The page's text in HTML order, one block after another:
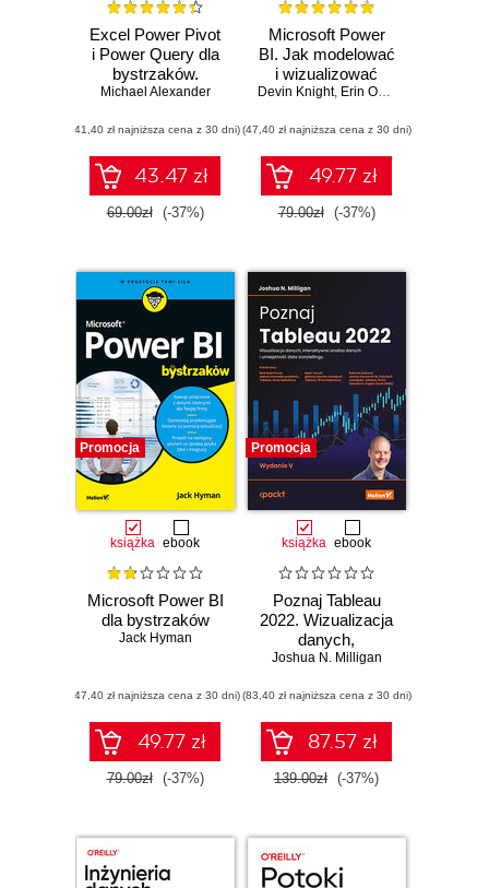
Excel Power Pivot
i Power Query dla
bystrzaków.
Wydanie II
Michael Alexander
(41,40 zł najniższa cena z 30 dni)
43.47 zł
69.00zł (-37%)
Microsoft Power
BI. Jak modelować
i wizualizować
dane oraz
cyfrowe. Wydanie
III
Devin Knight, Erin Ostrowsky
(47,40 zł najniższa cena z 30 dni)
49.77 zł
79.00zł (-37%)
Promocja
książka ebook
Microsoft Power BI
dla bystrzaków
Jack Hyman
(47,40 zł najniższa cena z 30 dni)
49.77 zł
79.00zł (-37%)
Promocja
książka ebook
Poznaj Tableau
2022. Wizualizacja
danych,
interaktywna
umiejętność data
storytellingu.
Wydanie V
Joshua N. Milligan
(83,40 zł najniższa cena z 30 dni)
87.57 zł
139.00zł (-37%)